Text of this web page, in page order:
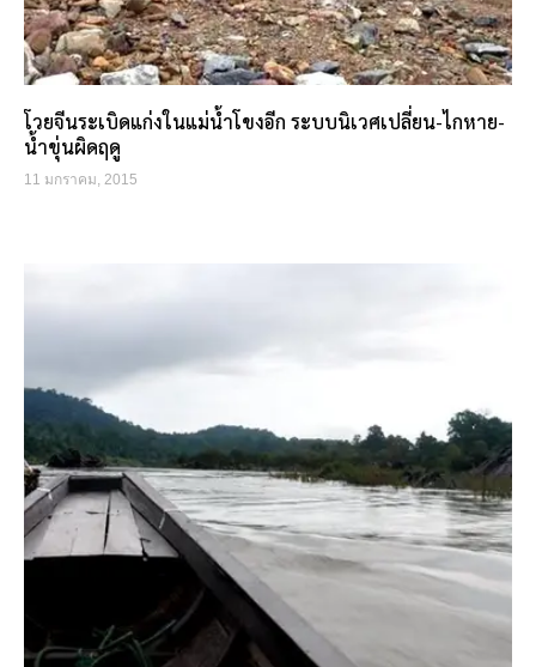
โวยจีนระเบิดแก่งในแม่น้ำโขงอีก ระบบนิเวศเปลี่ยน-ไกหาย-
น้ำขุ่นผิดฤดู
11 มกราคม, 2015